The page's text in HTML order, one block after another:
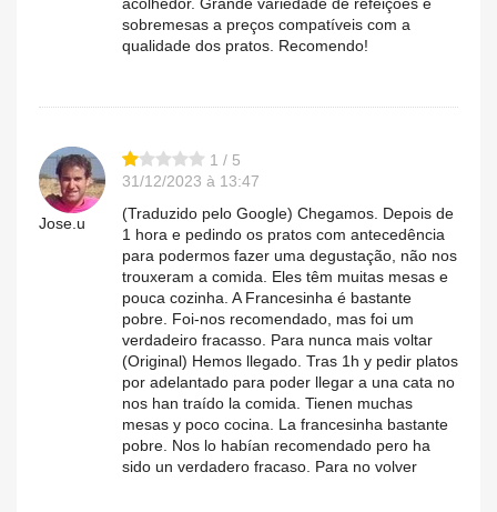
sobremesas a preços compatíveis com a
qualidade dos pratos. Recomendo!
Jose.u
1 / 5
31/12/2023 à 13:47
(Traduzido pelo Google) Chegamos. Depois de
1 hora e pedindo os pratos com antecedência
para podermos fazer uma degustação, não nos
trouxeram a comida. Eles têm muitas mesas e
pouca cozinha. A Francesinha é bastante
pobre. Foi-nos recomendado, mas foi um
verdadeiro fracasso. Para nunca mais voltar
(Original) Hemos llegado. Tras 1h y pedir platos
por adelantado para poder llegar a una cata no
nos han traído la comida. Tienen muchas
mesas y poco cocina. La francesinha bastante
pobre. Nos lo habían recomendado pero ha
sido un verdadero fracaso. Para no volver